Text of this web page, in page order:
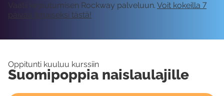
Vaatii kirjautumisen Rockway palveluun. Voit kokeilla 7
päivää ilmaiseksi tästä!
Oppitunti kuuluu kurssiin
Suomipoppia naislaulajille